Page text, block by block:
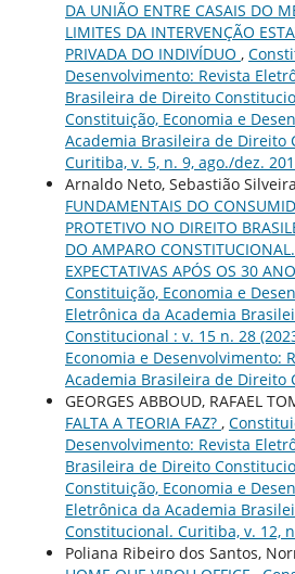
DA UNIÃO ENTRE CASAIS DO
LIMITES DA INTERVENÇÃO
PRIVADA DO INDIVÍDUO ,
Desenvolvimento: Revista
Brasileira de Direito
Constituição, Economia e
Academia Brasileira de Direito
Curitiba, v. 5, n. 9, ago./dez.
Arnaldo Neto, Sebastião
FUNDAMENTAIS DO
PROTETIVO NO DIREITO
DO AMPARO
EXPECTATIVAS APÓS OS 30
Constituição, Economia e
Eletrônica da Academia
Constitucional : v. 15 n. 28
Economia e Desenvolvimento:
Academia Brasileira de Direito
GEORGES ABBOUD, RAFAEL
FALTA A TEORIA FAZ? ,
Desenvolvimento: Revista
Brasileira de Direito
Constituição, Economia e
Eletrônica da Academia
Constitucional. Curitiba, v. 12,
Poliana Ribeiro dos Santos,